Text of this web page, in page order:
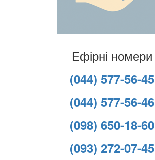
Ефірні номери
(044) 577-56-45
(044) 577-56-46
(098) 650-18-60
(093) 272-07-45